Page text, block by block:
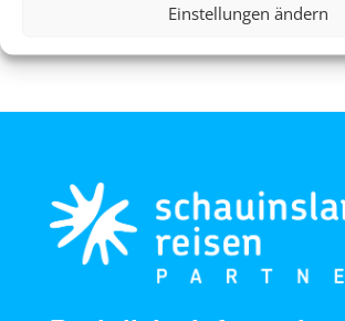
Einstellungen ändern